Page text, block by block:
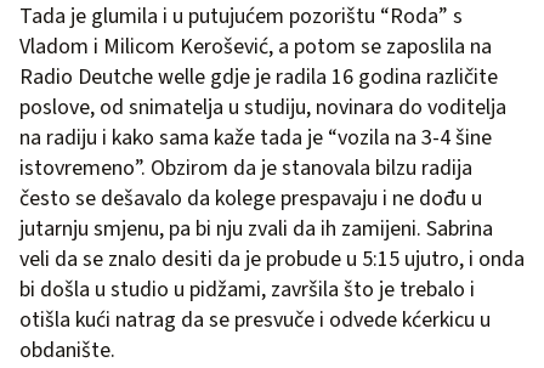
Tada je glumila i u putujućem pozorištu “Roda” s
Vladom i Milicom Kerošević, a potom se zaposlila na
Radio Deutche welle gdje je radila 16 godina različite
poslove, od snimatelja u studiju, novinara do voditelja
na radiju i kako sama kaže tada je “vozila na 3-4 šine
istovremeno”. Obzirom da je stanovala bilzu radija
često se dešavalo da kolege prespavaju i ne dođu u
jutarnju smjenu, pa bi nju zvali da ih zamijeni. Sabrina
veli da se znalo desiti da je probude u 5:15 ujutro, i onda
bi došla u studio u pidžami, završila što je trebalo i
otišla kući natrag da se presvuče i odvede kćerkicu u
obdanište.